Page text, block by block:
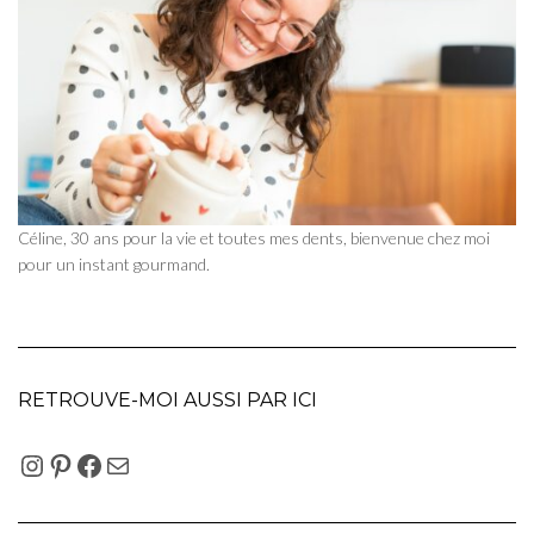
Céline, 30 ans pour la vie et toutes mes dents, bienvenue chez moi
pour un instant gourmand.
RETROUVE-MOI AUSSI PAR ICI
INSTAGRAM
PINTEREST
FACEBOOK
E-MAIL